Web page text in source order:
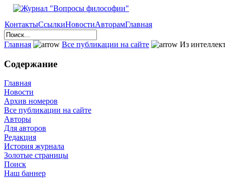
КонтактыСсылкиНовостиАвторамГлавная
Главная Все публикации на сайте Из
Содержание
Главная
Новости
Архив номеров
Все публикации на сайте
Авторы
Для авторов
Редакция
История журнала
Золотые страницы
Поиск
Наш баннер